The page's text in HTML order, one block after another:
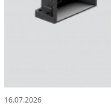
16.07.2026